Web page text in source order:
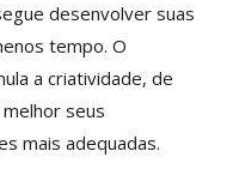
desenvolver suas
tempo. O
a criatividade, de
seus
mais adequadas.